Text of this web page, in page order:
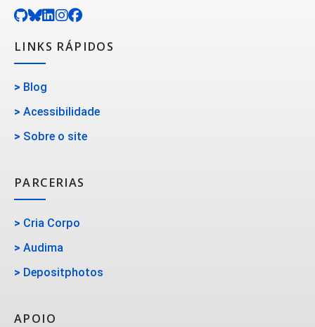
LINKS RÁPIDOS
> Blog
> Acessibilidade
> Sobre o site
PARCERIAS
> Cria Corpo
> Audima
> Depositphotos
APOIO